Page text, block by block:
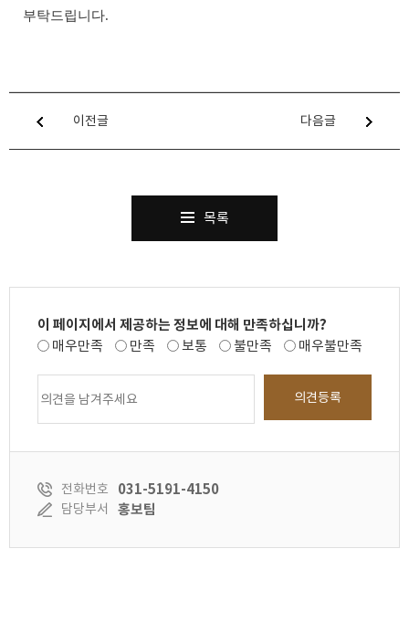
부탁드립니다.
이전글 다음글
목록
이 페이지에서 제공하는 정보에 대해 만족하십니까?
매우만족
만족 보통 불만족 매우불만족
의견등록
전화번호 031-5191-4150
담당부서 홍보팀